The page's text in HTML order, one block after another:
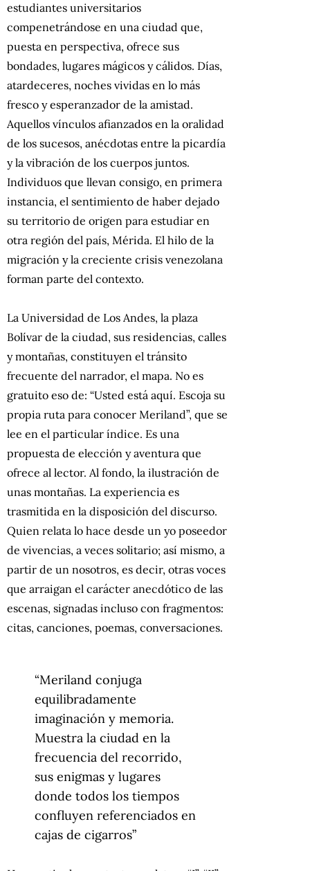
estudiantes universitarios
compenetrándose en una ciudad que,
puesta en perspectiva, ofrece sus
bondades, lugares mágicos y cálidos. Días,
atardeceres, noches vividas en lo más
fresco y esperanzador de la amistad.
Aquellos vínculos afianzados en la oralidad
de los sucesos, anécdotas entre la picardía
y la vibración de los cuerpos juntos.
Individuos que llevan consigo, en primera
instancia, el sentimiento de haber dejado
su territorio de origen para estudiar en
otra región del país, Mérida. El hilo de la
migración y la creciente crisis venezolana
forman parte del contexto.
La Universidad de Los Andes, la plaza
Bolívar de la ciudad, sus residencias, calles
y montañas, constituyen el tránsito
frecuente del narrador, el mapa. No es
gratuito eso de: “Usted está aquí. Escoja su
propia ruta para conocer Meriland”, que se
lee en el particular índice. Es una
propuesta de elección y aventura que
ofrece al lector. Al fondo, la ilustración de
unas montañas. La experiencia es
trasmitida en la disposición del discurso.
Quien relata lo hace desde un yo poseedor
de vivencias, a veces solitario; así mismo, a
partir de un nosotros, es decir, otras voces
que arraigan el carácter anecdótico de las
escenas, signadas incluso con fragmentos:
citas, canciones, poemas, conversaciones.
“Meriland conjuga
equilibradamente
imaginación y memoria.
Muestra la ciudad en la
frecuencia del recorrido,
sus enigmas y lugares
donde todos los tiempos
confluyen referenciados en
cajas de cigarros”